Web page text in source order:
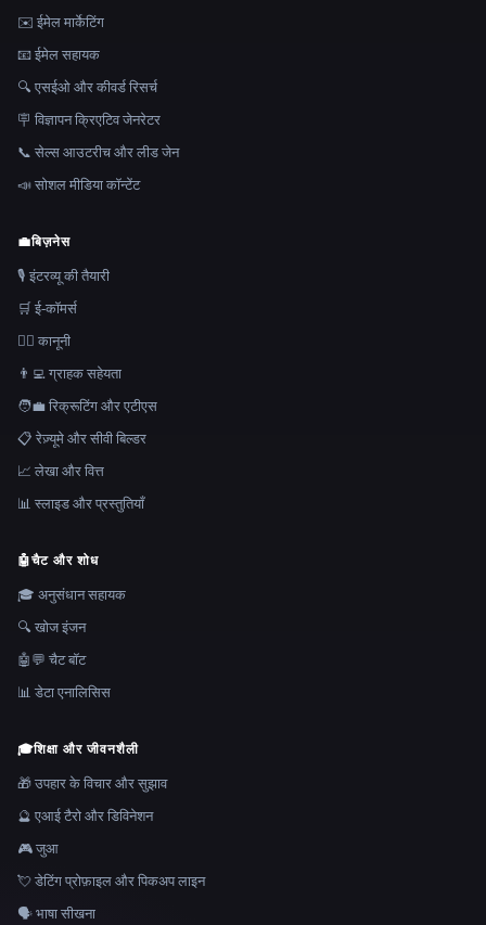
✉️ ईमेल मार्केटिंग
📧 ईमेल सहायक
🔍 एसईओ और कीवर्ड रिसर्च
🪧 विज्ञापन क्रिएटिव जेनरेटर
📞 सेल्स आउटरीच और लीड जेन
📣 सोशल मीडिया कॉन्टेंट
💼बिज़नेस
🎙️ इंटरव्यू की तैयारी
🛒 ई-कॉमर्स
👩‍⚖️ कानूनी
👨‍💻 ग्राहक सहेयता
🧑‍💼 रिक्रूटिंग और एटीएस
📋 रेज़्यूमे और सीवी बिल्डर
📈 लेखा और वित्त
📊 स्लाइड और प्रस्तुतियाँ
🤖चैट और शोध
🎓 अनुसंधान सहायक
🔍 खोज इंजन
🤖💬 चैट बॉट
📊 डेटा एनालिसिस
🎓शिक्षा और जीवनशैली
🎁 उपहार के विचार और सुझाव
🔮 एआई टैरो और डिविनेशन
🎮 जुआ
💘 डेटिंग प्रोफ़ाइल और पिकअप लाइन
🗣️ भाषा सीखना